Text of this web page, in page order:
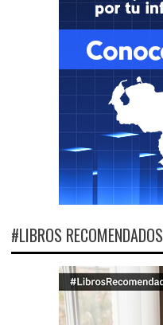
#LIBROS RECOMENDADOS